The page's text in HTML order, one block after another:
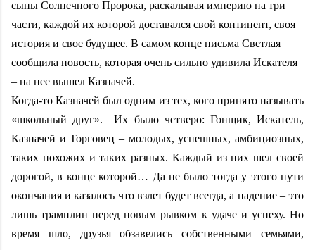
сыны Солнечного Пророка, раскалывая империю на три
части, каждой их которой доставался свой континент, своя
история и свое будущее. В самом конце письма Светлая
сообщила новость, которая очень сильно удивила Искателя
– на нее вышел Казначей.
Когда-то Казначей был одним из тех, кого принято называть
«школьный друг». Их было четверо: Гонщик, Искатель,
Казначей и Торговец – молодых, успешных, амбициозных,
таких похожих и таких разных. Каждый из них шел своей
дорогой, в конце которой… Да не было тогда у этого пути
окончания и казалось что взлет будет всегда, а падение – это
лишь трамплин перед новым рывком к удаче и успеху. Но
время шло, друзья обзавелись собственными семьями,